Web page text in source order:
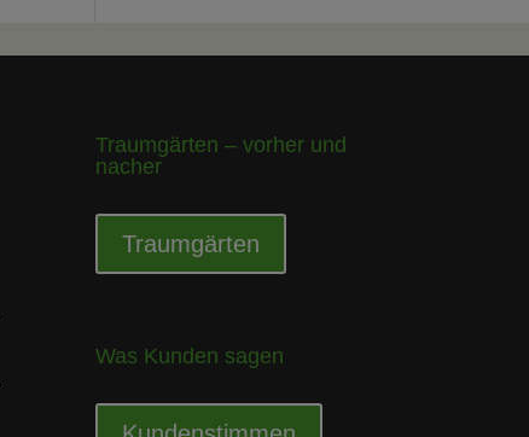
Traumgärten – vorher und
nacher
Traumgärten
Was Kunden sagen